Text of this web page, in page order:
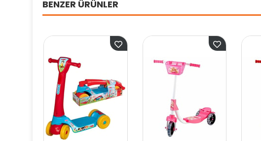
BENZER ÜRÜNLER